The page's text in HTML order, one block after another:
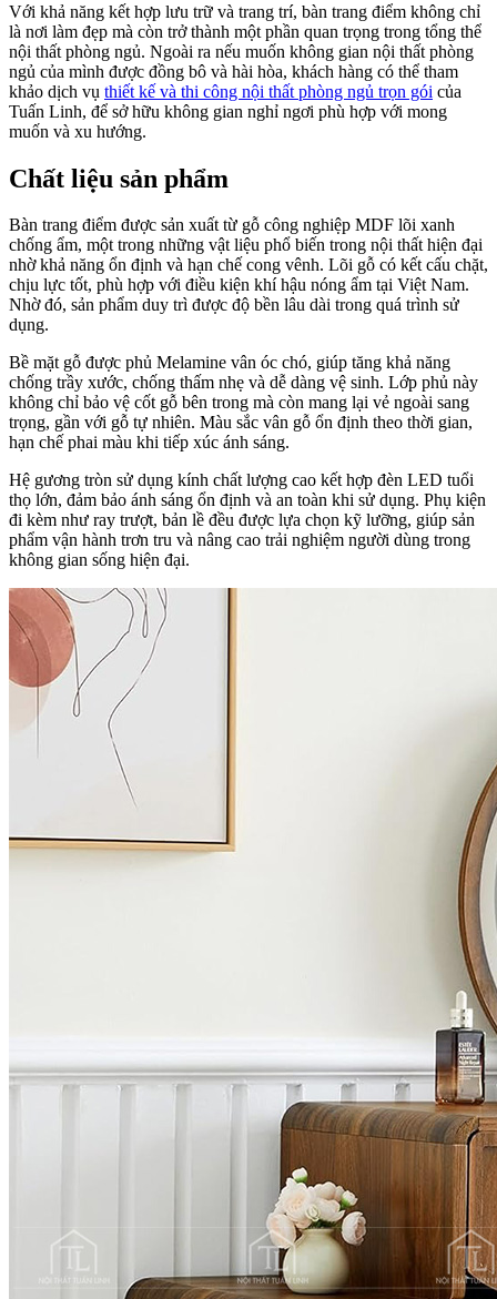
Với khả năng kết hợp lưu trữ và trang trí, bàn trang điểm không chỉ
là nơi làm đẹp mà còn trở thành một phần quan trọng trong tổng thể
nội thất phòng ngủ. Ngoài ra nếu muốn không gian nội thất phòng
ngủ của mình được đồng bô và hài hòa, khách hàng có thể tham
khảo dịch vụ thiết kế và thi công nội thất phòng ngủ trọn gói của
Tuấn Linh, để sở hữu không gian nghỉ ngơi phù hợp với mong
muốn và xu hướng.
Chất liệu sản phẩm
Bàn trang điểm được sản xuất từ gỗ công nghiệp MDF lõi xanh
chống ẩm, một trong những vật liệu phổ biến trong nội thất hiện đại
nhờ khả năng ổn định và hạn chế cong vênh. Lõi gỗ có kết cấu chặt,
chịu lực tốt, phù hợp với điều kiện khí hậu nóng ẩm tại Việt Nam.
Nhờ đó, sản phẩm duy trì được độ bền lâu dài trong quá trình sử
dụng.
Bề mặt gỗ được phủ Melamine vân óc chó, giúp tăng khả năng
chống trầy xước, chống thấm nhẹ và dễ dàng vệ sinh. Lớp phủ này
không chỉ bảo vệ cốt gỗ bên trong mà còn mang lại vẻ ngoài sang
trọng, gần với gỗ tự nhiên. Màu sắc vân gỗ ổn định theo thời gian,
hạn chế phai màu khi tiếp xúc ánh sáng.
Hệ gương tròn sử dụng kính chất lượng cao kết hợp đèn LED tuổi
thọ lớn, đảm bảo ánh sáng ổn định và an toàn khi sử dụng. Phụ kiện
đi kèm như ray trượt, bản lề đều được lựa chọn kỹ lưỡng, giúp sản
phẩm vận hành trơn tru và nâng cao trải nghiệm người dùng trong
không gian sống hiện đại.